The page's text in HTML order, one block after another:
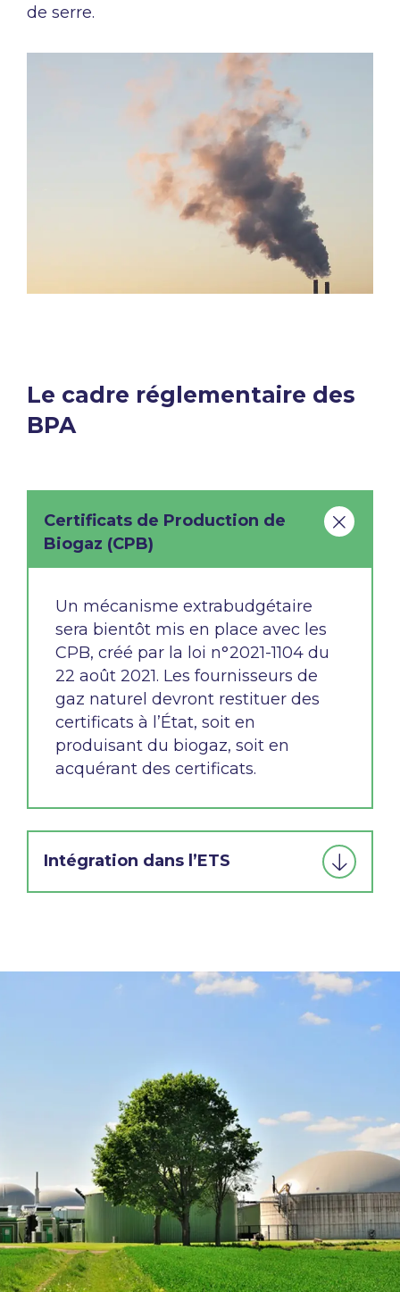
de serre.
​Le cadre réglementaire des
BPA​
Certificats de Production de
Biogaz (CPB)​
Un mécanisme extrabudgétaire
sera bientôt mis en place avec les
CPB, créé par la loi n°2021-1104 du
22 août 2021. Les fournisseurs de
gaz naturel devront restituer des
certificats à l’État, soit en
produisant du biogaz, soit en
acquérant des certificats.
Intégration dans l’ETS​